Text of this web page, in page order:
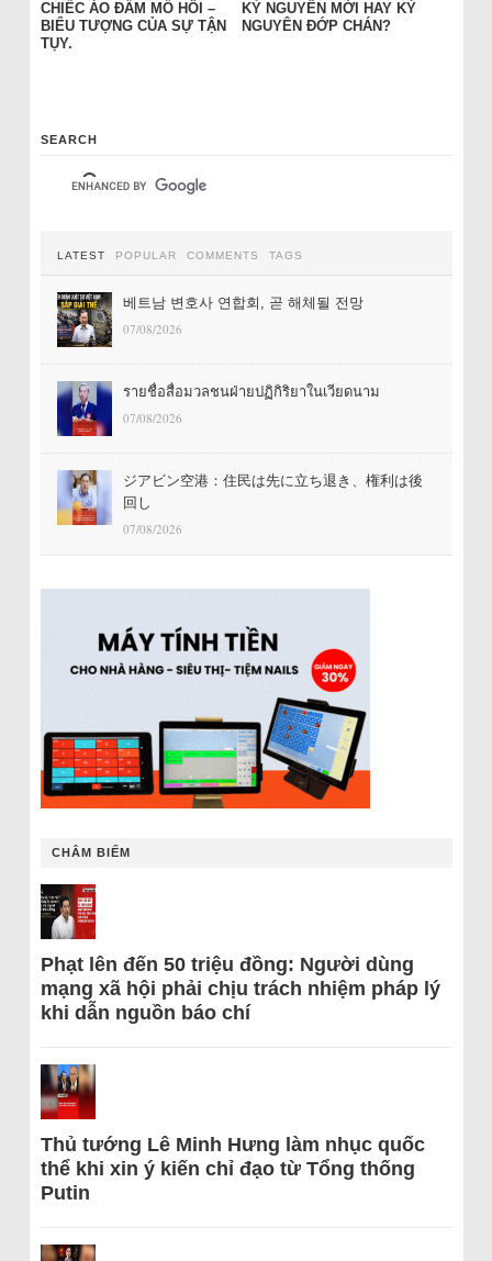
CHIẾC ÁO ĐẦM MỒ HÔI –
BIỂU TƯỢNG CỦA SỰ TẬN
TỤY.
KỶ NGUYÊN MỚI HAY KỶ
NGUYÊN ĐỚP CHÁN?
SEARCH
LATEST POPULAR COMMENTS TAGS
베트남 변호사 연합회, 곧 해체될 전망
07/08/2026
รายชื่อสื่อมวลชนฝ่ายปฏิกิริยาในเวียดนาม
07/08/2026
ジアビン空港：住民は先に立ち退き、権利は後
回し
07/08/2026
CHÂM BIẾM
Phạt lên đến 50 triệu đồng: Người dùng
mạng xã hội phải chịu trách nhiệm pháp lý
khi dẫn nguồn báo chí
Thủ tướng Lê Minh Hưng làm nhục quốc
thể khi xin ý kiến chỉ đạo từ Tổng thống
Putin